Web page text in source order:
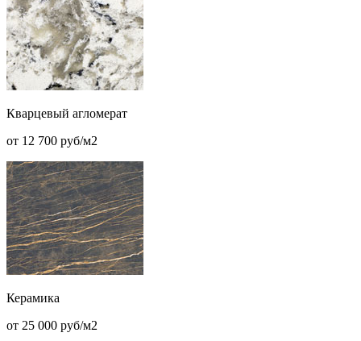
Кварцевый агломерат
от 12 700 руб/м2
Керамика
от 25 000 руб/м2